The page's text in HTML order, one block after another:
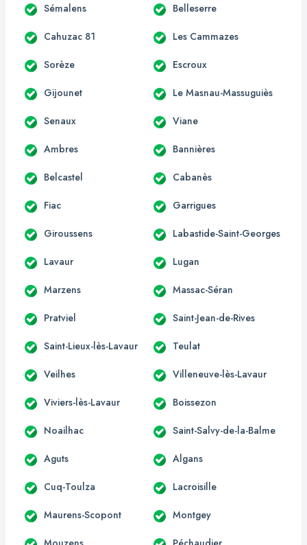
Sémalens Belleserre
Cahuzac 81 Les Cammazes
Sorèze Escroux
Gijounet Le Masnau-Massuguiès
Senaux Viane
Ambres Bannières
Belcastel Cabanès
Fiac Garrigues
Giroussens Labastide-Saint-Georges
Lavaur Lugan
Marzens Massac-Séran
Pratviel Saint-Jean-de-Rives
Saint-Lieux-lès-Lavaur Teulat
Veilhes Villeneuve-lès-Lavaur
Viviers-lès-Lavaur Boissezon
Noailhac Saint-Salvy-de-la-Balme
Aguts Algans
Cuq-Toulza Lacroisille
Maurens-Scopont Montgey